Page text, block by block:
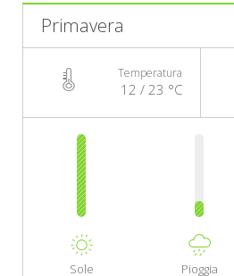
Primavera
Temperatura
12 / 23 °C
Sole Pioggia